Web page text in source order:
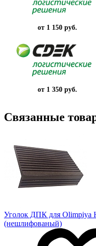
от 1 150 руб.
от 1 350 руб.
Связанные
Уголок ДПК для Olimpiya
(нешлифованый)